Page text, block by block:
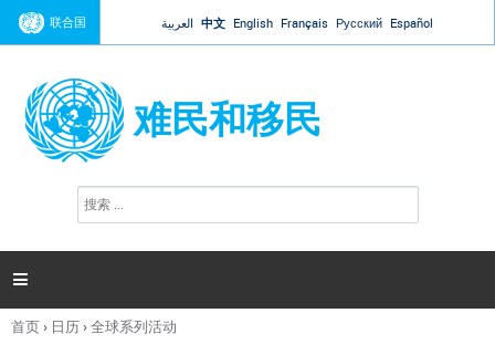
Jump to navigation
联合国 العربية 中文 English Français Русский Español
难民和移民
搜
索

你
首页› 日历›全球系列活动